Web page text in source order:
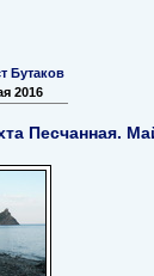
Бутаков
2016
Песчанная.